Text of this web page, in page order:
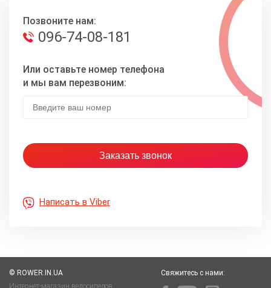
Позвоните нам:
096-74-08-181
Или оставьте номер телефона
и мы вам перезвоним:
Написать в Viber
© ROWER.IN.UA
Свяжитесь с нами: